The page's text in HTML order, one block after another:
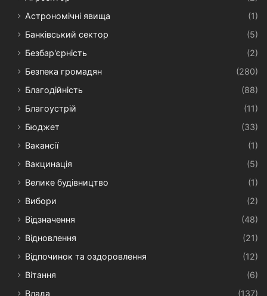
Астрономічні явища
(1)
Банківський сектор
(5)
Безбар'єрність
(2)
Безпека громадян
(280)
Благодійність
(88)
Благоустрій
(11)
Бюджет
(33)
Вакансії
(1)
Вакцинація
(5)
Велике будівництво
(1)
Вибори
(2)
Відзначення
(48)
Відновлення
(21)
Відпочинок та оздоровлення
(12)
Вітання
(6)
Влада
(137)